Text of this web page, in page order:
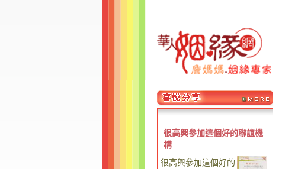
很高興參加這個好的聯誼機
構
很高興參加這個好的